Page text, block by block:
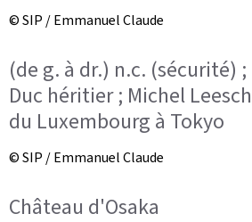
© SIP / Emmanuel Claude
(de g. à dr.) n.c. (sécurité) ;
Duc héritier ; Michel
du Luxembourg à Tokyo
© SIP / Emmanuel Claude
Château d'Osaka